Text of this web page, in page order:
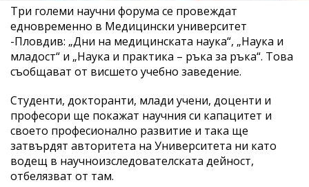
Три големи научни форума се провеждат
едновременно в Медицински университет
-Пловдив: „Дни на медицинската наука“, „Наука и
младост“ и „Наука и практика – ръка за ръка“. Това
съобщават от висшето учебно заведение.
Студенти, докторанти, млади учени, доценти и
професори ще покажат научния си капацитет и
своето професионално развитие и така ще
затвърдят авторитета на Университета ни като
водещ в научноизследователската дейност,
отбелязват от там.